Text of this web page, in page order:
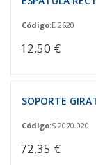
Código:E 2620
12,50 €
SOPORTE
Código:S 2070.020
72,35 €